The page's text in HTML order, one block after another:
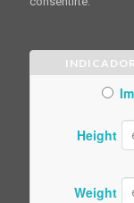
Height
Weight